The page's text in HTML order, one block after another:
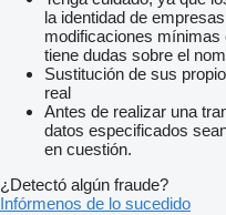
la identidad de
modificaciones mínimas
tiene dudas sobre el
Sustitución de sus
real
Antes de realizar una
datos especificados
en cuestión.
¿Detectó algún fraude?
Infórmenos de lo sucedido